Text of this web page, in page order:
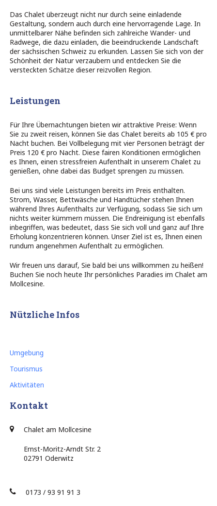
Das Chalet überzeugt nicht nur durch seine einladende
Gestaltung, sondern auch durch eine hervorragende Lage. In
unmittelbarer Nähe befinden sich zahlreiche Wander- und
Radwege, die dazu einladen, die beeindruckende Landschaft
der sächsischen Schweiz zu erkunden. Lassen Sie sich von der
Schönheit der Natur verzaubern und entdecken Sie die
versteckten Schätze dieser reizvollen Region.
Leistungen
Für Ihre Übernachtungen bieten wir attraktive Preise: Wenn
Sie zu zweit reisen, können Sie das Chalet bereits ab 105 € pro
Nacht buchen. Bei Vollbelegung mit vier Personen beträgt der
Preis 120 € pro Nacht. Diese fairen Konditionen ermöglichen
es Ihnen, einen stressfreien Aufenthalt in unserem Chalet zu
genießen, ohne dabei das Budget sprengen zu müssen.
Bei uns sind viele Leistungen bereits im Preis enthalten.
Strom, Wasser, Bettwäsche und Handtücher stehen Ihnen
während Ihres Aufenthalts zur Verfügung, sodass Sie sich um
nichts weiter kümmern müssen. Die Endreinigung ist ebenfalls
inbegriffen, was bedeutet, dass Sie sich voll und ganz auf Ihre
Erholung konzentrieren können. Unser Ziel ist es, Ihnen einen
rundum angenehmen Aufenthalt zu ermöglichen.
Wir freuen uns darauf, Sie bald bei uns willkommen zu heißen!
Buchen Sie noch heute Ihr persönliches Paradies im Chalet am
Mollcesine.
Nützliche Infos
Umgebung
Tourismus
Aktivitäten
Kontakt
Chalet am Mollcesine
Ernst-Moritz-Arndt Str. 2
02791 Oderwitz
0173 / 93 91 91 3